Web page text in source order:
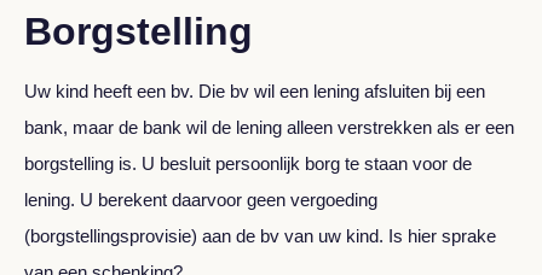
Borgstelling
Uw kind heeft een bv. Die bv wil een lening afsluiten bij een
bank, maar de bank wil de lening alleen verstrekken als er een
borgstelling is. U besluit persoonlijk borg te staan voor de
lening. U berekent daarvoor geen vergoeding
(borgstellingsprovisie) aan de bv van uw kind. Is hier sprake